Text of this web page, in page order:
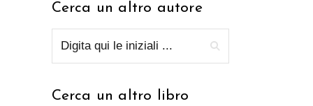
Cerca un altro autore
Cerca un altro libro